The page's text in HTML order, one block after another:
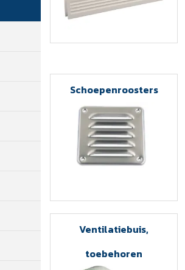
Schoepenroosters
Ventilatiebuis,
toebehoren